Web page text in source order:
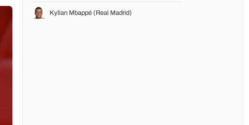
Kylian Mbappé (Real Madrid)